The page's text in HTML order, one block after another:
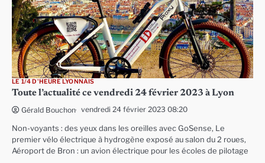
LE 1/4 D'HEURE LYONNAIS
Toute l’actualité ce vendredi 24 février 2023 à Lyon
Gérald Bouchon vendredi 24 février 2023 08:20
Non-voyants : des yeux dans les oreilles avec GoSense, Le
premier vélo électrique à hydrogène exposé au salon du 2 roues,
Aéroport de Bron : un avion électrique pour les écoles de pilotage